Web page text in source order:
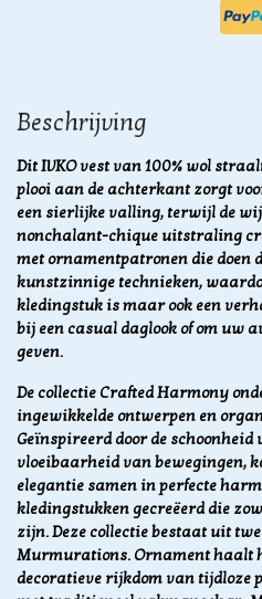
Beschrijving
Dit IVKO vest van 100% wol
plooi aan de achterkant zorgt
een sierlijke valling, terwijl de
nonchalant-chique uitstraling
met ornamentpatronen die doen
kunstzinnige technieken,
kledingstuk is maar ook een
bij een casual daglook of om uw
geven.
De collectie Crafted Harmony
ingewikkelde ontwerpen en
Geïnspireerd door de schoonheid
vloeibaarheid van bewegingen,
elegantie samen in perfecte
kledingstukken gecreëerd die
zijn. Deze collectie bestaat uit
Murmurations. Ornament haalt
decoratieve rijkdom van tijdloze